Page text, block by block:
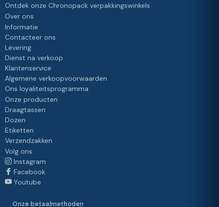
Ontdek onze Chronopack verpakkingswinkels
Over ons
Informatie
Contacteer ons
Levering
Dienst na verkoop
Klantenservice
Algemene verkoopvoorwaarden
Ons loyaliteitsprogramma
Onze producten
Draagtassen
Dozen
Etiketten
Verzendzakken
Volg ons
Instagram
Facebook
Youtube
Onze betaalmethoden